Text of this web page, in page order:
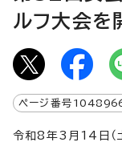
ルフ大会を
ページ番号
令和8年3月14日（土